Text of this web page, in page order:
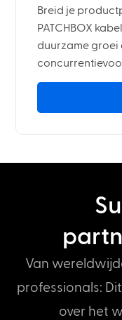
Breid je
PATCHBOX
duurzame groei
Van
professionals:
over het